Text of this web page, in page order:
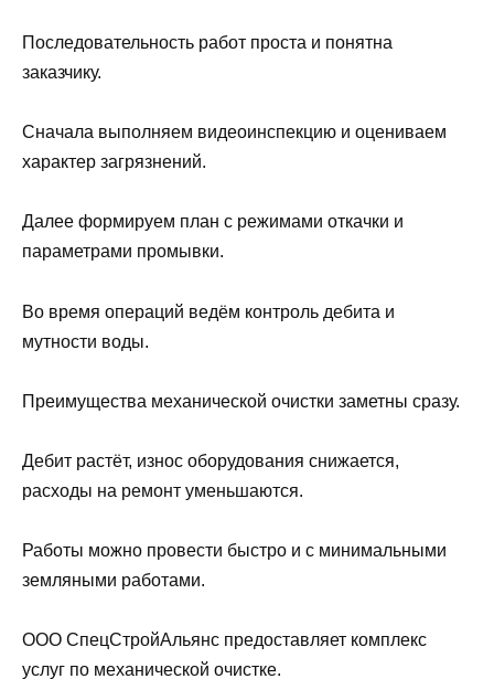
Последовательность работ проста и понятна
заказчику.
Сначала выполняем видеоинспекцию и оцениваем
характер загрязнений.
Далее формируем план с режимами откачки и
параметрами промывки.
Во время операций ведём контроль дебита и
мутности воды.
Преимущества механической очистки заметны сразу.
Дебит растёт, износ оборудования снижается,
расходы на ремонт уменьшаются.
Работы можно провести быстро и с минимальными
земляными работами.
ООО СпецСтройАльянс предоставляет комплекс
услуг по механической очистке.